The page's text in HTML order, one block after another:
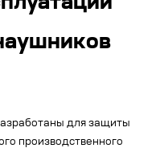
для защиты
производственного